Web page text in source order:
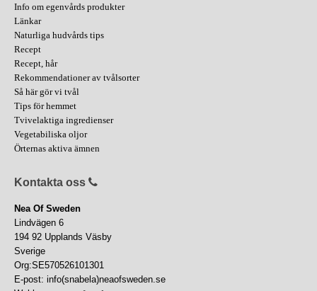
Info om egenvårds produkter
Länkar
Naturliga hudvårds tips
Recept
Recept, hår
Rekommendationer av tvålsorter
Så här gör vi tvål
Tips för hemmet
Tvivelaktiga ingredienser
Vegetabiliska oljor
Örternas aktiva ämnen
Kontakta oss
Nea Of Sweden
Lindvägen 6
194 92 Upplands Väsby
Sverige
Org:SE570526101301
E-post: info(snabela)neaofsweden.se